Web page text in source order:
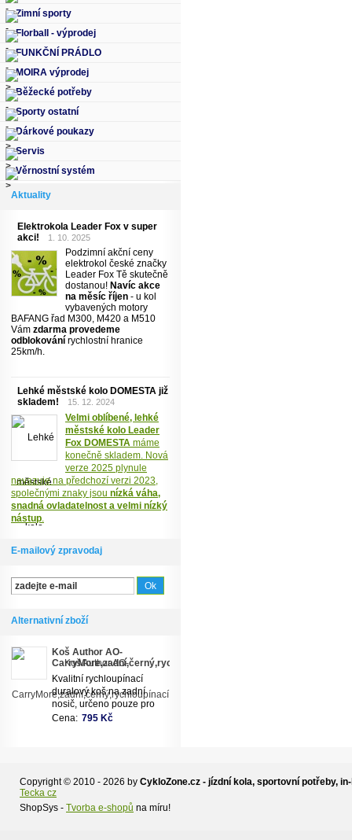
Zimní sporty
Florball - výprodej
FUNKČNÍ PRÁDLO
MOIRA výprodej
Běžecké potřeby
Sporty ostatní
Dárkové poukazy
Servis
Věrnostní systém
Aktuality
Elektrokola Leader Fox v super
akci!
1. 10. 2025
Podzimní akční ceny
elektrokol české značky
Leader Fox Tě skutečně
dostanou! Navíc akce
na měsíc říjen - u kol
vybavených motory
BAFANG řad M300, M420 a M510
Vám zdarma provedeme
odblokování rychlostní hranice
25km/h.
Lehké městské kolo DOMESTA již
skladem!
15. 12. 2024
Velmi oblíbené, lehké
městské kolo Leader
Fox DOMESTA máme
konečně skladem. Nová
verze 2025 plynule
navazuje na předchozí verzi 2023,
společnými znaky jsou nízká váha,
snadná ovladatelnost a velmi nízký
nástup.
E-mailový zpravodaj
Alternativní zboží
Koš Author AO-
CarryMore,zadní,černý,rychloupínací
Kvalitní rychloupínací
duralový koš na zadní
nosič, určeno pouze pro
rychloupínací systém
Cena: 795 Kč
Copyright © 2010 - 2026 by CykloZone.cz - jízdní kola, sportovní potřeby,
Tecka cz
ShopSys - Tvorba e-shopů na míru!